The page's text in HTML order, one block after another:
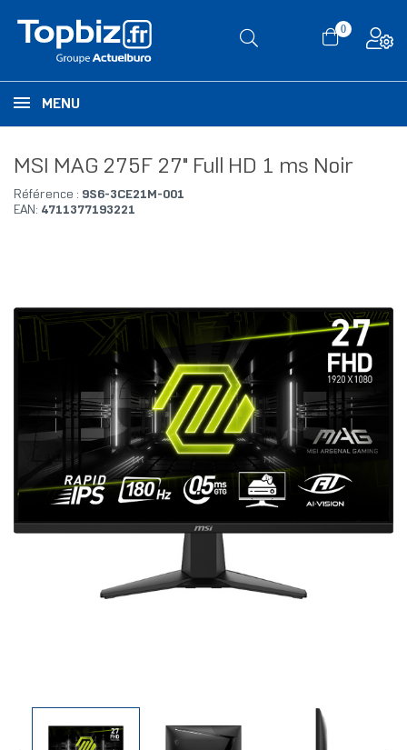
0
MENU
MSI MAG 275F 27" Full HD 1 ms Noir
Référence : 9S6-3CE21M-001
EAN: 4711377193221